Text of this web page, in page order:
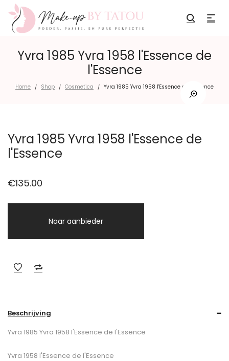
Yvra 1985 Yvra 1958 l'Essence de
l'Essence
Home / Shop / Cosmetica / Yvra 1985 Yvra 1958 l'Essence de l'Essence
Yvra 1985 Yvra 1958 l'Essence de
l'Essence
€135.00
Naar aanbieder
Beschrijving
Yvra 1985 Yvra 1958 l'Essence de l'Essence
Yvra 1958 l'Essence de l'Essence